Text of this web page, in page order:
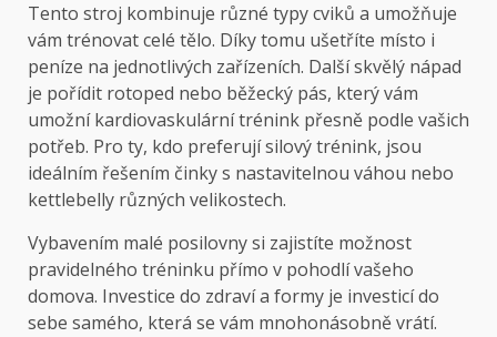
Tento stroj kombinuje různé typy cviků a umožňuje
vám trénovat celé tělo. Díky tomu ušetříte místo i
peníze na jednotlivých zařízeních. Další skvělý nápad
je pořídit rotoped nebo běžecký pás, který vám
umožní kardiovaskulární trénink přesně podle vašich
potřeb. Pro ty, kdo preferují silový trénink, jsou
ideálním řešením činky s nastavitelnou váhou nebo
kettlebelly různých velikostech.
Vybavením malé posilovny si zajistíte možnost
pravidelného tréninku přímo v pohodlí vašeho
domova. Investice do zdraví a formy je investicí do
sebe samého, která se vám mnohonásobně vrátí.